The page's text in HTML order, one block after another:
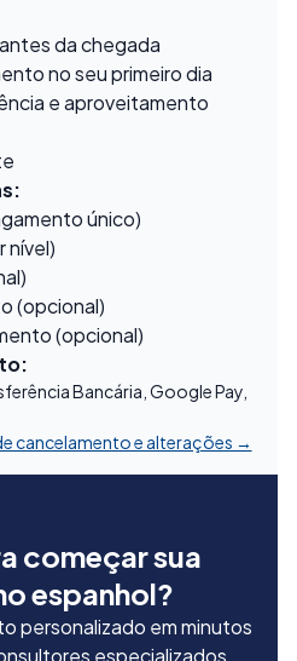
da chegada
no seu primeiro dia
e aproveitamento
único)
nível)
(opcional)
(opcional)
Bancária, Google Pay,
cancelamento e alterações →
começar sua
espanhol?
personalizado em minutos
especializados.